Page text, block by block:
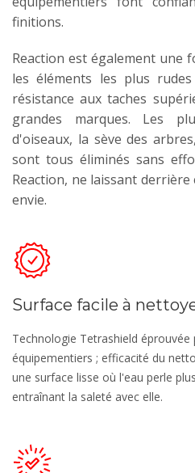
finitions.
Reaction est également une
les éléments les plus
résistance aux taches
grandes marques. Les
d'oiseaux, la sève des
sont tous éliminés sans
Reaction, ne laissant
envie.
Surface facile à
Technologie Tetrashield éprouvée
équipementiers ; efficacité du
une surface lisse où l'eau perle
entraînant la saleté avec elle.